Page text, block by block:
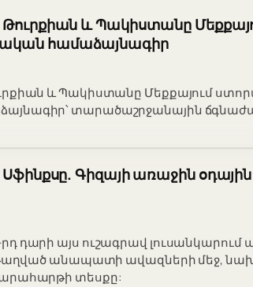
և Պակիստանը
համաձայնագիր
և Պակիստանը Մեքքայում
տարածաշրջանային
Գիզայի առաջին օդային
դարի այս ուշագրավ լուսանկարում
թաղված անապատի ավազների մեջ,
տեսքը: